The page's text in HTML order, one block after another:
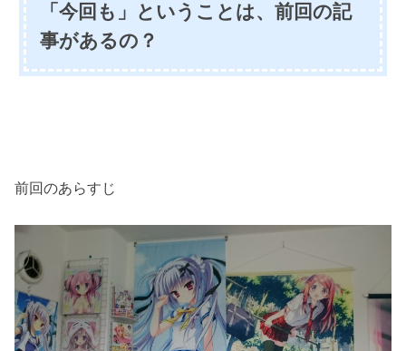
「今回も」ということは、前回の記
事があるの？
前回のあらすじ